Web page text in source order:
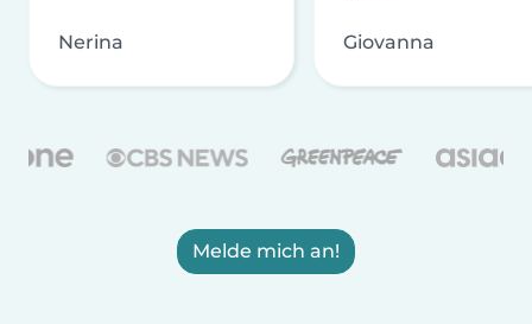
Nerina Giovanna
Melde mich an!